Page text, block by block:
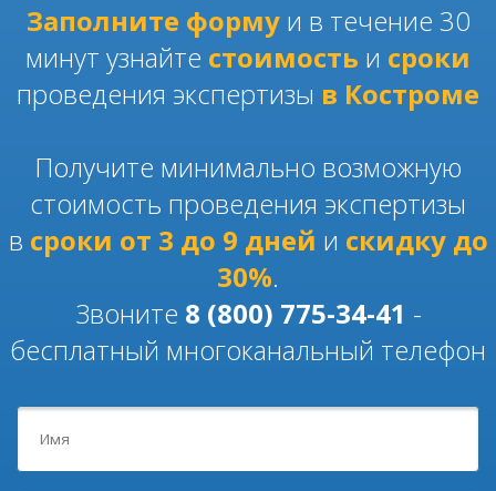
Заполните формуи в течение 30
минут узнайте стоимость и сроки
проведения экспертизы в Костроме
Получите минимально возможную
стоимость проведения экспертизы
в сроки от 3 до 9 дней и скидку до
30%.
Звоните 8 (800) 775-34-41 -
бесплатный многоканальный телефон